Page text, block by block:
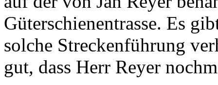
Güterschienentrasse. Es
solche Streckenführung
gut, dass Herr Reyer